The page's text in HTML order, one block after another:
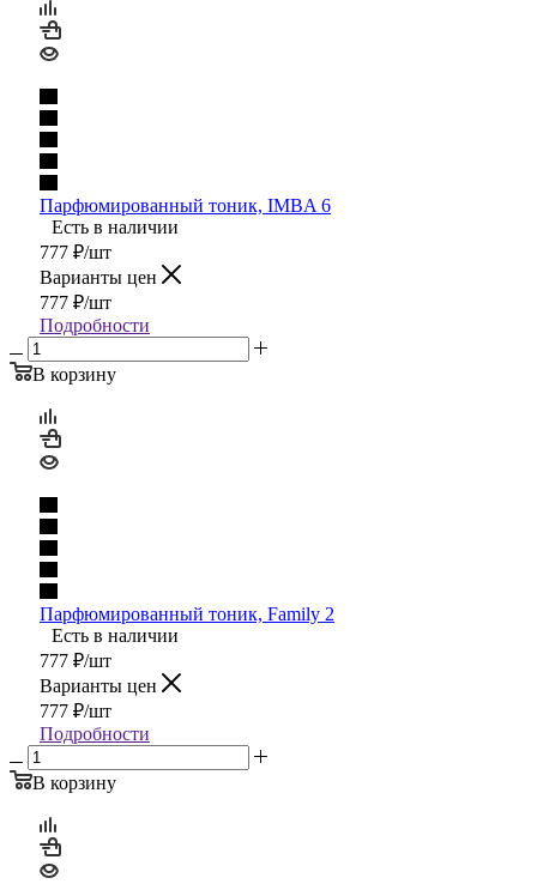
Парфюмированный тоник, IMBA 6
Есть в наличии
777 ₽/шт
Варианты цен
777 ₽/шт
Подробности
В корзину
Парфюмированный тоник, Family 2
Есть в наличии
777 ₽/шт
Варианты цен
777 ₽/шт
Подробности
В корзину